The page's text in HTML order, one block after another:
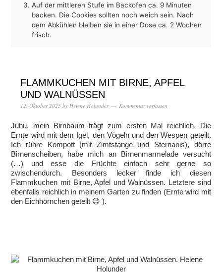
Auf der mittleren Stufe im Backofen ca. 9 Minuten
backen. Die Cookies sollten noch weich sein. Nach
dem Abkühlen bleiben sie in einer Dose ca. 2 Wochen
frisch.
FLAMMKUCHEN MIT BIRNE, APFEL
UND WALNÜSSEN
12. Oktober 2025 by Helene Holunder Kommentar verfassen
Juhu, mein Birnbaum trägt zum ersten Mal reichlich. Die
Ernte wird mit dem Igel, den Vögeln und den Wespen geteilt.
Ich rühre Kompott (mit Zimtstange und Sternanis), dörre
Birnenscheiben, habe mich an Birnenmarmelade versucht
(…) und esse die Früchte einfach sehr gerne so
zwischendurch. Besonders lecker finde ich diesen
Flammkuchen mit Birne, Apfel und Walnüssen. Letztere sind
ebenfalls reichlich in meinem Garten zu finden (Ernte wird mit
den Eichhörnchen geteilt 😉 ).